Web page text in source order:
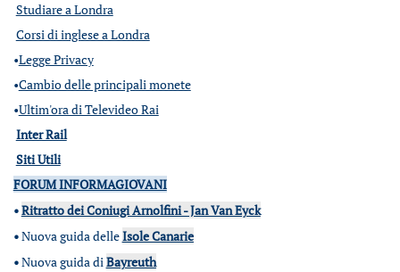
Studiare a Londra
Corsi di inglese a Londra
•Legge Privacy
•Cambio delle principali monete
•Ultim'ora di Televideo Rai
Inter Rail
Siti Utili
FORUM INFORMAGIOVANI
•Ritratto dei Coniugi Arnolfini - Jan Van Eyck
•Nuova guida delleIsole Canarie
•Nuova guida diBayreuth